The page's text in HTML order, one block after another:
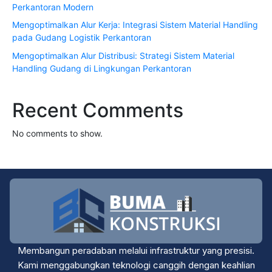
Perkantoran Modern
Mengoptimalkan Alur Kerja: Integrasi Sistem Material Handling
pada Gudang Logistik Perkantoran
Mengoptimalkan Alur Distribusi: Strategi Sistem Material
Handling Gudang di Lingkungan Perkantoran
Recent Comments
No comments to show.
Membangun peradaban melalui infrastruktur yang presisi.
Kami menggabungkan teknologi canggih dengan keahlian